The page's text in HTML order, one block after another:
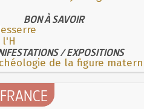
BON À SAVOIR
l'H
/ EXPOSITIONS
de la figure